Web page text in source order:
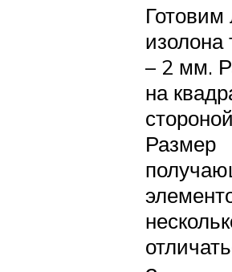
Готовим
– 2 мм.
на
Размер